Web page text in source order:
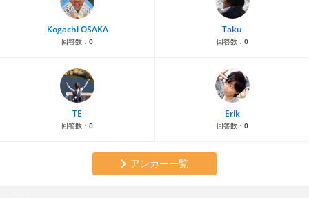
Kogachi OSAKA
回答数： 0
Taku
回答数： 0
TE
回答数： 0
Erik
回答数： 0
アンカー一覧